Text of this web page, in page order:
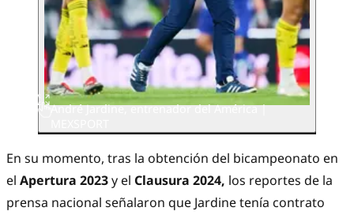
André Jardine, entrenador del América |
En su momento, tras la obtención del bicampeonato en
el Apertura 2023y el Clausura 2024, los reportes de la
prensa nacional señalaron que Jardine tenía contrato